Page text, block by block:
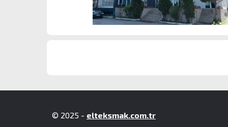
© 2025 - elteksmak.com.tr